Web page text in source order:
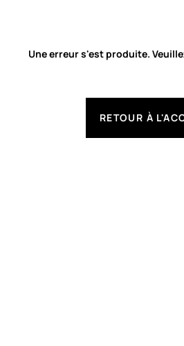
Une erreur s'est produite.
RETOUR À